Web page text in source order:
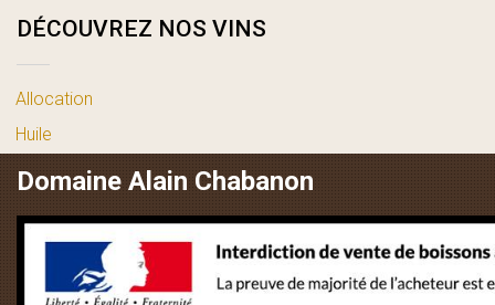
DÉCOUVREZ NOS VINS
Allocation
Huile
vin blanc
vin rouge
Domaine Alain Chabanon